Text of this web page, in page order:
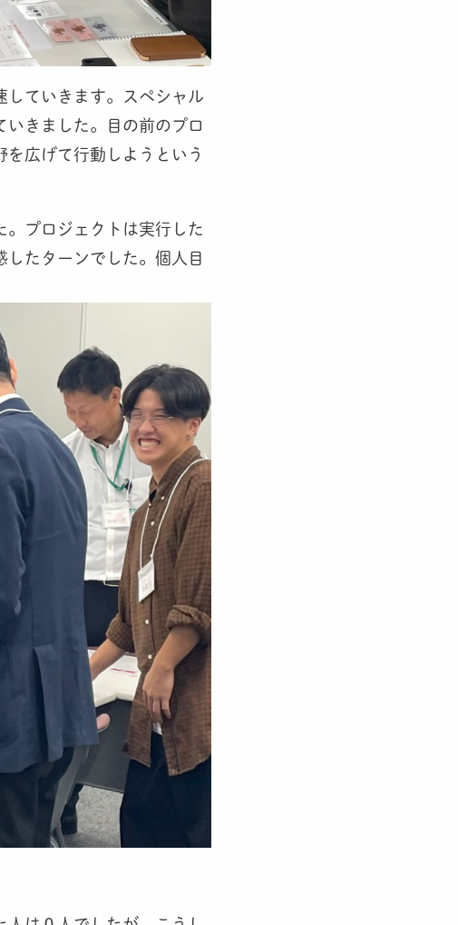
ていきます。スペシャル
きました。目の前のプロ
広げて行動しようという
プロジェクトは実行した
たターンでした。個人目